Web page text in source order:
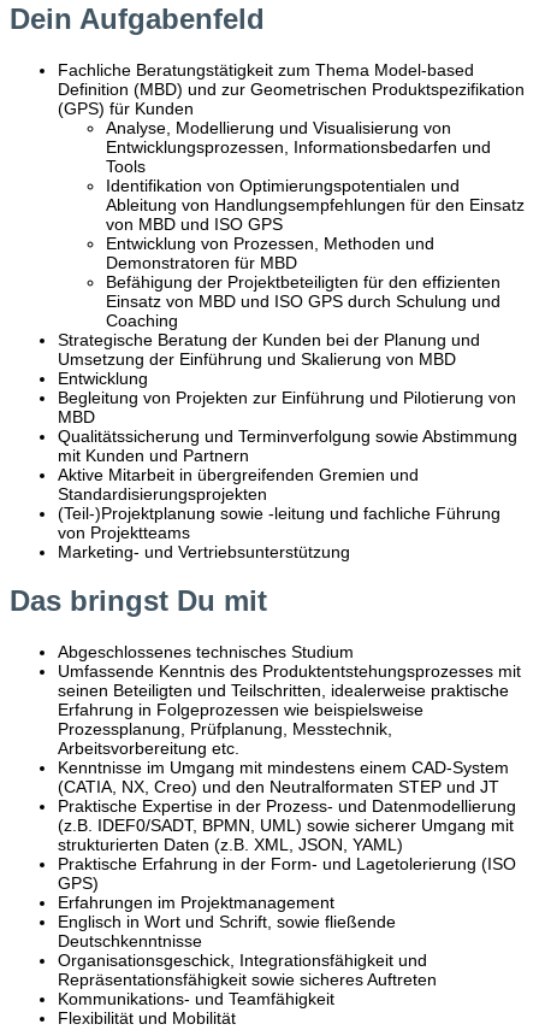
Dein Aufgabenfeld
Fachliche Beratungstätigkeit zum Thema Model-based
Definition (MBD) und zur Geometrischen Produktspezifikation
(GPS) für Kunden
Analyse, Modellierung und Visualisierung von
Entwicklungsprozessen, Informationsbedarfen und
Tools
Identifikation von Optimierungspotentialen und
Ableitung von Handlungsempfehlungen für den Einsatz
von MBD und ISO GPS
Entwicklung von Prozessen, Methoden und
Demonstratoren für MBD
Befähigung der Projektbeteiligten für den effizienten
Einsatz von MBD und ISO GPS durch Schulung und
Coaching
Strategische Beratung der Kunden bei der Planung und
Umsetzung der Einführung und Skalierung von MBD
Entwicklung
Begleitung von Projekten zur Einführung und Pilotierung von
MBD
Qualitätssicherung und Terminverfolgung sowie Abstimmung
mit Kunden und Partnern
Aktive Mitarbeit in übergreifenden Gremien und
Standardisierungsprojekten
(Teil-)Projektplanung sowie -leitung und fachliche Führung
von Projektteams
Marketing- und Vertriebsunterstützung
Das bringst Du mit
Abgeschlossenes technisches Studium
Umfassende Kenntnis des Produktentstehungsprozesses mit
seinen Beteiligten und Teilschritten, idealerweise praktische
Erfahrung in Folgeprozessen wie beispielsweise
Prozessplanung, Prüfplanung, Messtechnik,
Arbeitsvorbereitung etc.
Kenntnisse im Umgang mit mindestens einem CAD-System
(CATIA, NX, Creo) und den Neutralformaten STEP und JT
Praktische Expertise in der Prozess- und Datenmodellierung
(z.B. IDEF0/SADT, BPMN, UML) sowie sicherer Umgang mit
strukturierten Daten (z.B. XML, JSON, YAML)
Praktische Erfahrung in der Form- und Lagetolerierung (ISO
GPS)
Erfahrungen im Projektmanagement
Englisch in Wort und Schrift, sowie fließende
Deutschkenntnisse
Organisationsgeschick, Integrationsfähigkeit und
Repräsentationsfähigkeit sowie sicheres Auftreten
Kommunikations- und Teamfähigkeit
Flexibilität und Mobilität